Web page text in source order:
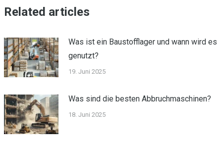
Related articles
Was ist ein Baustofflager und wann wird es
genutzt?
19. Juni 2025
Was sind die besten Abbruchmaschinen?
18. Juni 2025